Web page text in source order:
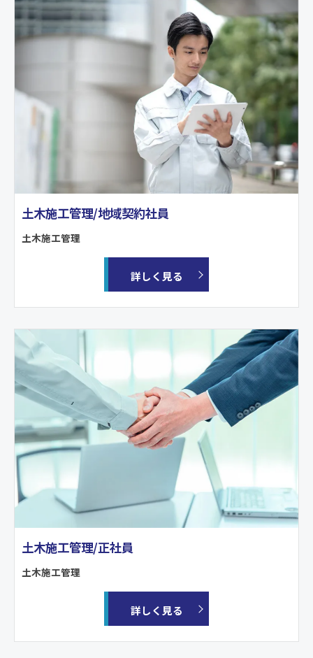
土木施工管理/地域契約社員
土木施工管理
詳しく見る
土木施工管理/正社員
土木施工管理
詳しく見る